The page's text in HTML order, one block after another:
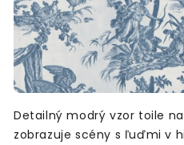
Detailný modrý vzor toile
zobrazuje scény s ľuďmi v